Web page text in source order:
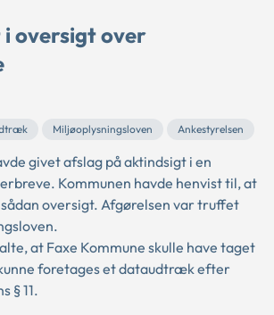
oversigt over
Miljøoplysningsloven Ankestyrelsen
givet afslag på aktindsigt i en
Kommunen havde henvist til, at
oversigt. Afgørelsen var truffet
at Faxe Kommune skulle have taget
foretages et dataudtræk efter
§ 11.